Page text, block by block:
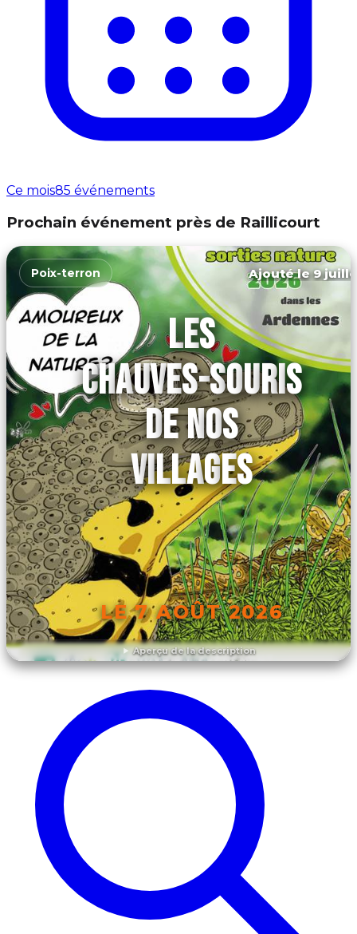
Ce mois85 événements
Prochain événement près de Raillicourt
Aperçu de la description
Poix-terron Ajouté le 9
LES
CHAUVES-SOURIS
DE NOS
VILLAGES
LE 7 AOÛT 2026
DÉCOUVRIR L'ÉVÉNEMENT